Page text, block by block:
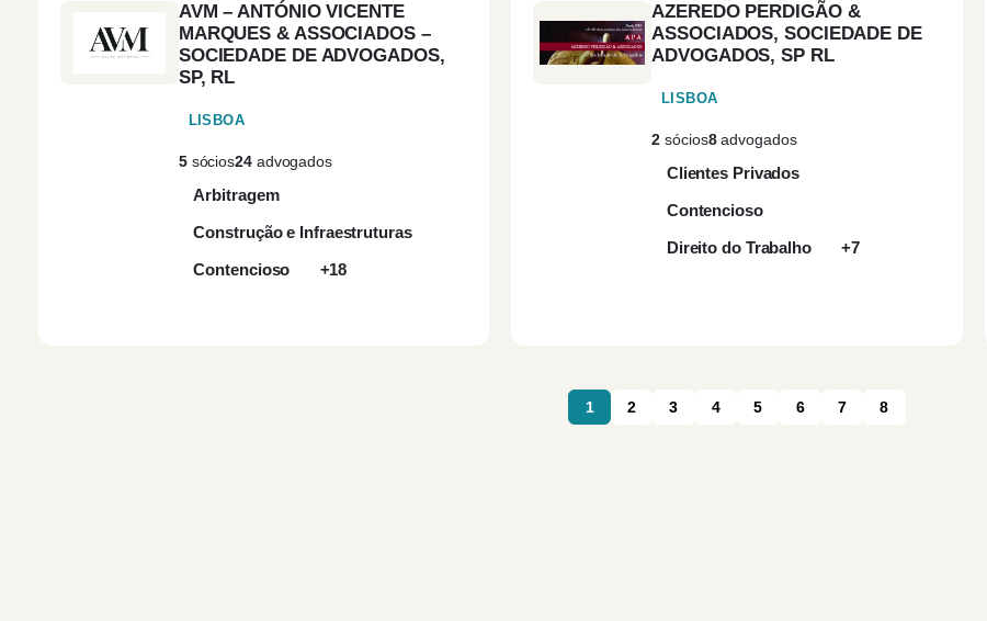
AVM – ANTÓNIO VICENTE
MARQUES & ASSOCIADOS –
SOCIEDADE DE ADVOGADOS,
SP, RL
LISBOA
5sócios24advogados
Arbitragem
Construção e Infraestruturas
Contencioso
+18
AZEREDO PERDIGÃO &
ASSOCIADOS, SOCIEDADE DE
ADVOGADOS, SP RL
LISBOA
2 sócios8advogados
Clientes Privados
Contencioso
Direito do Trabalho
+7
1 2 3 4 5 6 7 8